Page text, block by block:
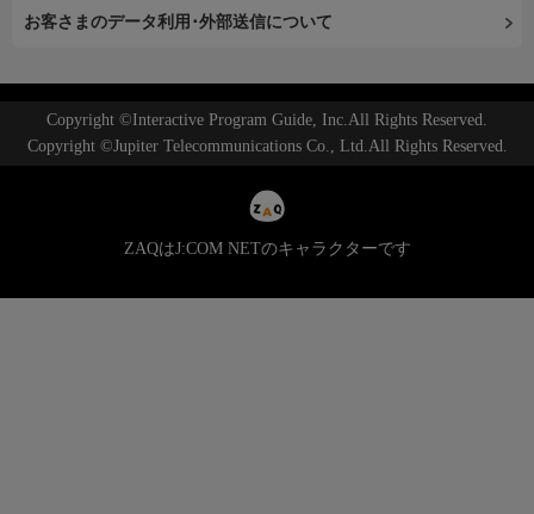
お客さまのデータ利用･外部送信について
Copyright ©Interactive Program Guide, Inc.All Rights Reserved.
Copyright ©Jupiter Telecommunications Co., Ltd.All Rights Reserved.
ZAQはJ:COM NETのキャラクターです